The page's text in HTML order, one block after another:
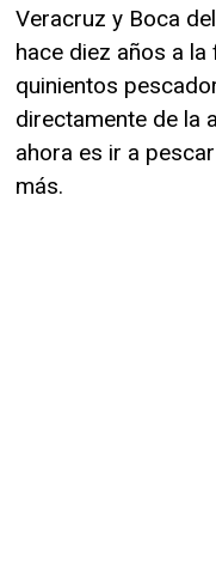
Veracruz y Boca
hace diez años a
quinientos
directamente de la
ahora es ir a
más.